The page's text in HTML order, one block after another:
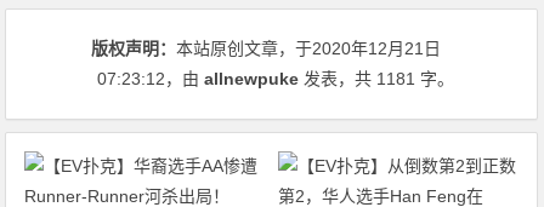
版权声明：本站原创文章，于2020年12月21日
07:23:12，由allnewpuke 发表，共 1181 字。